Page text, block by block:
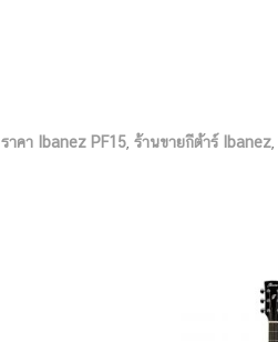
ราคา Ibanez PF15, ร้านขายกีต้าร์ Ibanez,